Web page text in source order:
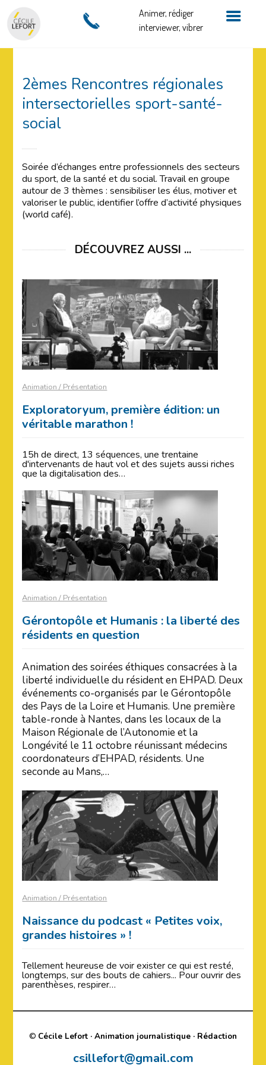
2èmes Rencontres régionales
intersectorielles sport-santé-
social
Soirée d’échanges entre professionnels des secteurs
du sport, de la santé et du social. Travail en groupe
autour de 3 thèmes : sensibiliser les élus, motiver et
valoriser le public, identifier l’offre d’activité physiques
(world café).
DÉCOUVREZ AUSSI ...
Animation / Présentation
Exploratoryum, première édition: un
véritable marathon !
15h de direct, 13 séquences, une trentaine
d'intervenants de haut vol et des sujets aussi riches
que la digitalisation des…
Animation / Présentation
Gérontopôle et Humanis : la liberté des
résidents en question
Animation des soirées éthiques consacrées à la
liberté individuelle du résident en EHPAD. Deux
événements co-organisés par le Gérontopôle
des Pays de la Loire et Humanis. Une première
table-ronde à Nantes, dans les locaux de la
Maison Régionale de l’Autonomie et la
Longévité le 11 octobre réunissant médecins
coordonateurs d’EHPAD, résidents. Une
seconde au Mans,…
Animation / Présentation
Naissance du podcast « Petites voix,
grandes histoires » !
Tellement heureuse de voir exister ce qui est resté,
longtemps, sur des bouts de cahiers... Pour ouvrir des
parenthèses, respirer…
© Cécile Lefort · Animation journalistique · Rédaction
csillefort@gmail.com
Animer, rédiger
interviewer, vibrer